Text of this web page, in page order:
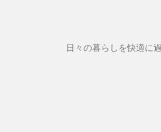
日々の暮らしを快適に